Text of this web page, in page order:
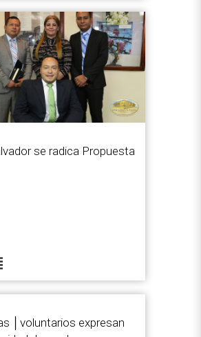
se radica Propuesta
│voluntarios expresan